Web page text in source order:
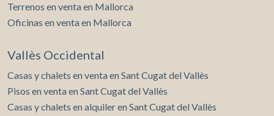
Terrenos en venta en Mallorca
Oficinas en venta en Mallorca
Vallès Occidental
Casas y chalets en venta en Sant Cugat del Vallès
Pisos en venta en Sant Cugat del Vallès
Casas y chalets en alquiler en Sant Cugat del Vallès